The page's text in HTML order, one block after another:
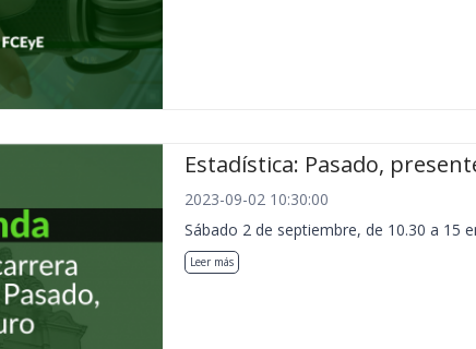
Estadística: Pasado,
2023-09-02 10:30:00
Sábado 2 de septiembre, de 10.30 a 15
Leer más